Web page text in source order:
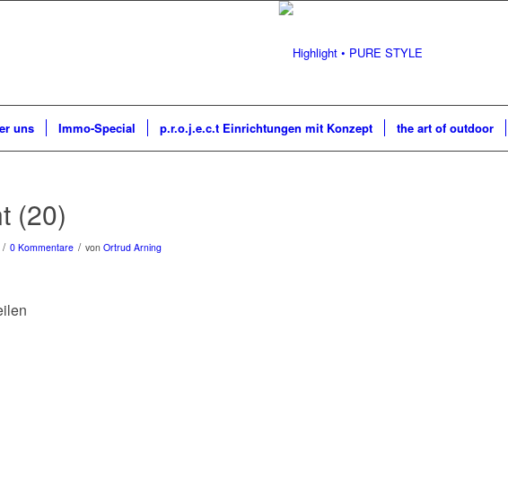
uns Immo-Special p.r.o.j.e.c.t Einrichtungen mit Konzept the art of outdoor
(20)
/ 0 Kommentare / von Ortrud Arning